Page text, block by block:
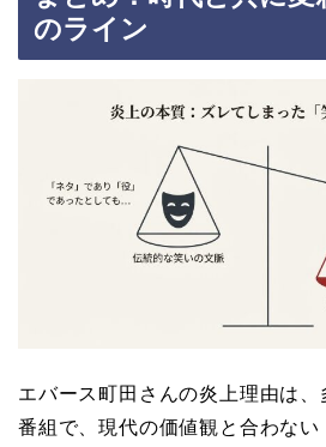
のライン
エバース町田さんの炎上理由は、
番組で、現代の価値観と合わない